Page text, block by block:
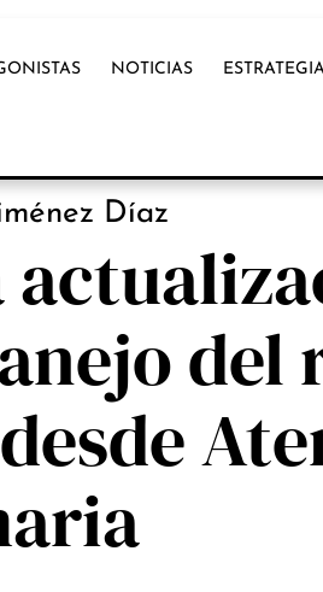
NOTICIAS
Díaz
del